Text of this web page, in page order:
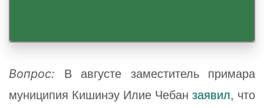
Вопрос: В августе заместитель примара
муниципия Кишинэу Илие Чебан заявил, что